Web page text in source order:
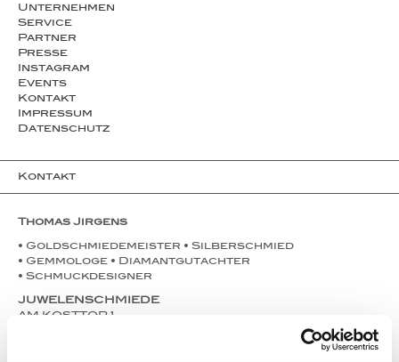
Unternehmen
Service
Partner
Presse
Instagram
Events
Kontakt
Impressum
Datenschutz
Kontakt
Thomas Jirgens
• Goldschmiedemeister • Silberschmied
• Gemmologe • Diamantgutachter
• Schmuckdesigner
JUWELENSCHMIEDE
AM KOSTTOR 1